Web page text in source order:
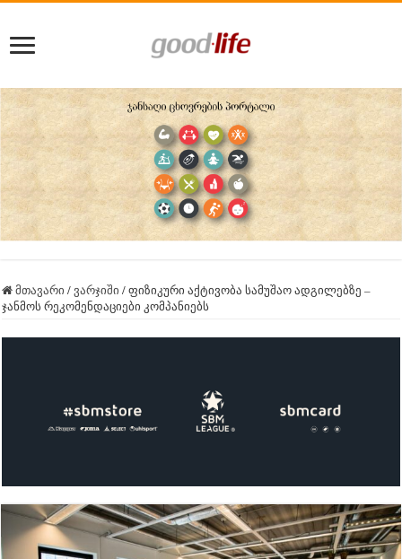
მთავარი /ვარჯიში /ფიზიკური აქტივობა სამუშაო ადგილებზე –
ჯანმოს რეკომენდაციები კომპანიებს